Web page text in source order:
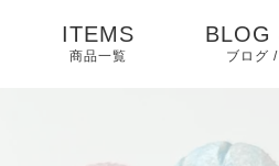
ITEMS
商品一覧
BLOG
ブログ